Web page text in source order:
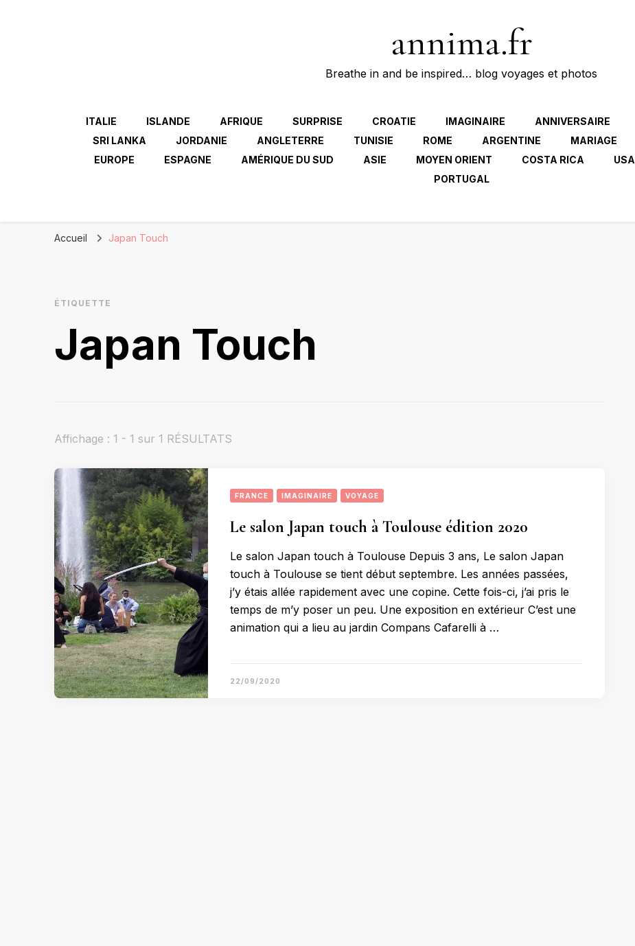
annima.fr
Breathe in and be inspired… blog voyages et photos
ITALIE ISLANDE AFRIQUE SURPRISE CROATIE IMAGINAIRE ANNIVERSAIRE
SRI LANKA
JORDANIE ANGLETERRE TUNISIE ROME ARGENTINE MARIAGE
EUROPE
ESPAGNE AMÉRIQUE DU SUD ASIE MOYEN ORIENT COSTA RICA USA
PORTUGAL
Accueil Japan Touch
ÉTIQUETTE
Japan Touch
Affichage : 1 - 1 sur 1 RÉSULTATS
FRANCE IMAGINAIRE VOYAGE
Le salon Japan touch à Toulouse édition 2020
Le salon Japan touch à Toulouse Depuis 3 ans, Le salon Japan
touch à Toulouse se tient début septembre. Les années passées,
j’y étais allée rapidement avec une copine. Cette fois-ci, j’ai pris le
temps de m’y poser un peu. Une exposition en extérieur C’est une
animation qui a lieu au jardin Compans Cafarelli à …
22/09/2020